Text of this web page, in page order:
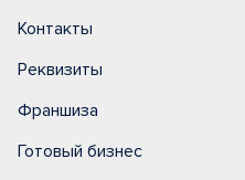
Контакты
Реквизиты
Франшиза
Готовый бизнес